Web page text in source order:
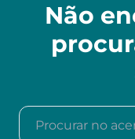
Não
Procurar no acervo